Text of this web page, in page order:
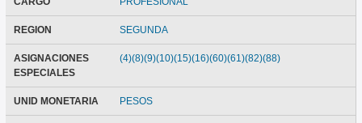
REGION SEGUNDA
ASIGNACIONES
ESPECIALES
(4)(8)(9)(10)(15)(16)(60)(61)(82)(88)
UNID MONETARIA PESOS